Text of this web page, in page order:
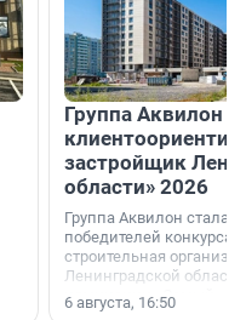
Группа Аквилон
застройщик
области» 2026
Группа Аквилон стала
победителей конкурса
строительная
Ленинградской области
номинации «Самый
6 августа, 16:50